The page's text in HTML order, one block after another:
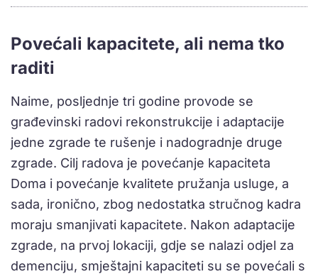
Povećali kapacitete, ali nema tko
raditi
Naime, posljednje tri godine provode se
građevinski radovi rekonstrukcije i adaptacije
jedne zgrade te rušenje i nadogradnje druge
zgrade. Cilj radova je povećanje kapaciteta
Doma i povećanje kvalitete pružanja usluge, a
sada, ironično, zbog nedostatka stručnog kadra
moraju smanjivati kapacitete. Nakon adaptacije
zgrade, na prvoj lokaciji, gdje se nalazi odjel za
demenciju, smještajni kapaciteti su se povećali s